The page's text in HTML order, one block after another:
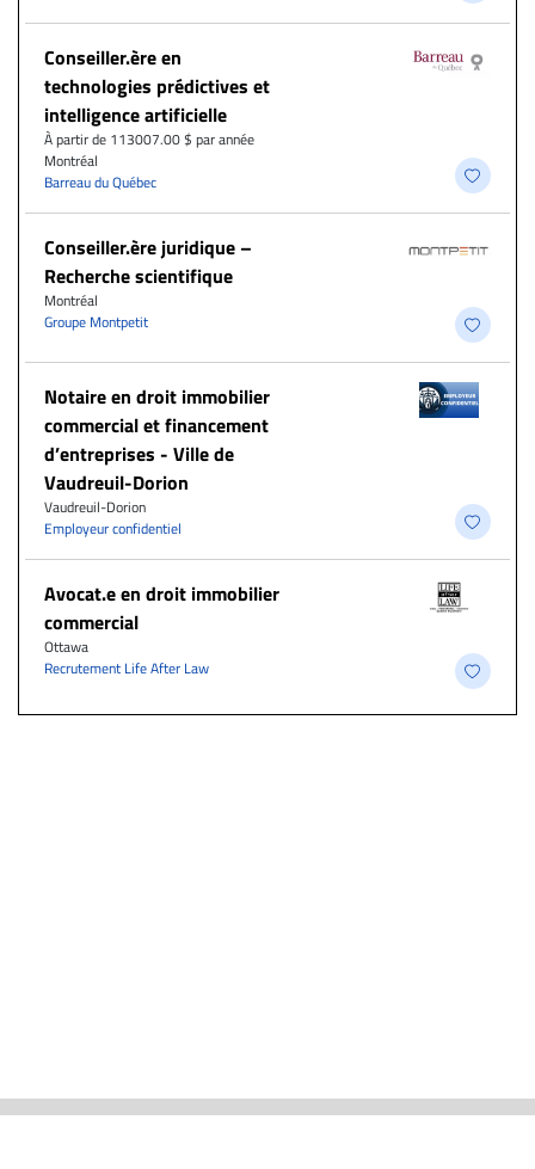
Conseiller.ère en
technologies prédictives et
intelligence artificielle
À partir de 113007.00 $ par année
Montréal
Barreau du Québec
Conseiller.ère juridique –
Recherche scientifique
Montréal
Groupe Montpetit
Notaire en droit immobilier
commercial et financement
d’entreprises - Ville de
Vaudreuil-Dorion
Vaudreuil-Dorion
Employeur confidentiel
Avocat.e en droit immobilier
commercial
Ottawa
Recrutement Life After Law